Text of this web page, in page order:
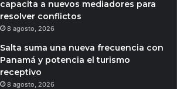
capacita a nuevos mediadores para
resolver conflictos
8 agosto, 2026
Salta suma una nueva frecuencia con
Panamá y potencia el turismo
receptivo
8 agosto, 2026